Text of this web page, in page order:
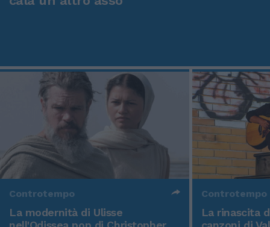
Controtempo
La modernità di Ulisse
Controtempo
La rinascita